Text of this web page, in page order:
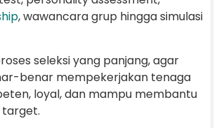
, wawancara grup hingga simulasi
seleksi yang panjang, agar
benar mempekerjakan tenaga
loyal, dan mampu membantu
target.